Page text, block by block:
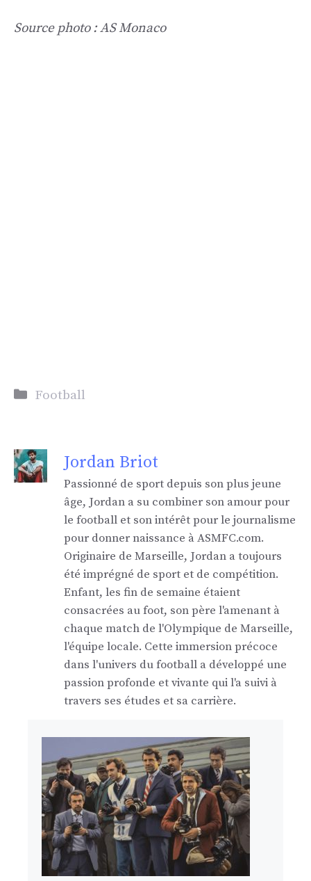
Source photo : AS Monaco
Catégories
Football
Jordan Briot
Passionné de sport depuis son plus jeune
âge, Jordan a su combiner son amour pour
le football et son intérêt pour le journalisme
pour donner naissance à ASMFC.com.
Originaire de Marseille, Jordan a toujours
été imprégné de sport et de compétition.
Enfant, les fin de semaine étaient
consacrées au foot, son père l'amenant à
chaque match de l'Olympique de Marseille,
l'équipe locale. Cette immersion précoce
dans l'univers du football a développé une
passion profonde et vivante qui l'a suivi à
travers ses études et sa carrière.